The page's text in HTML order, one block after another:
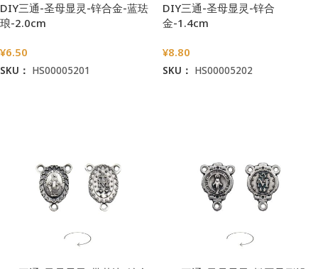
DIY三通-圣母显灵-锌合金-蓝珐
琅-2.0cm
¥6.50
SKU： HS00005201
DIY三通-圣母显灵-锌合
金-1.4cm
¥8.80
SKU： HS00005202